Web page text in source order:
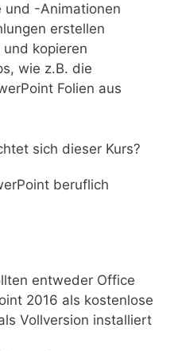
und -Animationen
erstellen
kopieren
wie z.B. die
Folien aus
sich dieser Kurs?
beruflich
entweder Office
2016 als kostenlose
Vollversion installiert